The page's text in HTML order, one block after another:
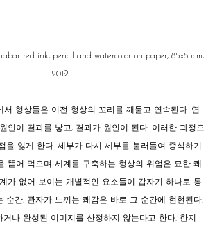
red ink, pencil and watercolor on paper, 85x85cm,
2019
서 형상들은 이전 형상의 꼬리를 깨물고 연속된다. 연
인이 결과를 낳고, 결과가 원인이 된다. 이러한 과정으
을 잃게 한다. 세부가 다시 세부를 불러들여 증식하기
뜯어 먹으며 세계를 구축하는 형상의 위엄은 묘한 쾌
가 없어 보이는 개별적인 요소들이 갑자기 하나로 통
순간. 관자가 느끼는 쾌감은 바로 그 순간에 현현된다.
나 완성된 이미지를 산정하지 않는다고 한다. 한지